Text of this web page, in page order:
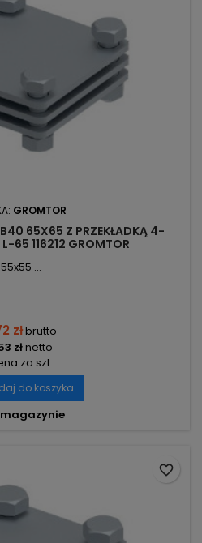
GROMTOR
65X65 Z PRZEKŁADKĄ 4-
65 116212 GROMTOR
...
złbrutto
złnetto
za szt.
do koszyka
favorite_border